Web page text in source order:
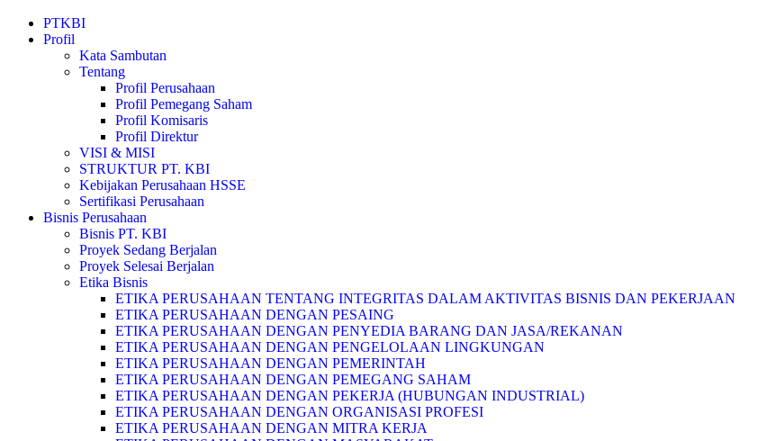
PTKBI
Profil
Kata Sambutan
Tentang
Profil Perusahaan
Profil Pemegang Saham
Profil Komisaris
Profil Direktur
VISI & MISI
STRUKTUR PT. KBI
Kebijakan Perusahaan HSSE
Sertifikasi Perusahaan
Bisnis Perusahaan
Bisnis PT. KBI
Proyek Sedang Berjalan
Proyek Selesai Berjalan
Etika Bisnis
ETIKA PERUSAHAAN TENTANG INTEGRITAS DALAM AKTIVITAS BISNIS DAN PEKERJAAN
ETIKA PERUSAHAAN DENGAN PESAING
ETIKA PERUSAHAAN DENGAN PENYEDIA BARANG DAN JASA/REKANAN
ETIKA PERUSAHAAN DENGAN PENGELOLAAN LINGKUNGAN
ETIKA PERUSAHAAN DENGAN PEMERINTAH
ETIKA PERUSAHAAN DENGAN PEMEGANG SAHAM
ETIKA PERUSAHAAN DENGAN PEKERJA (HUBUNGAN INDUSTRIAL)
ETIKA PERUSAHAAN DENGAN ORGANISASI PROFESI
ETIKA PERUSAHAAN DENGAN MITRA KERJA